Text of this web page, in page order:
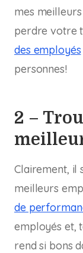
mes meilleurs
perdre votre
des employés
personnes!
2 –
Clairement, il
meilleurs
de
employés et,
rend si bons